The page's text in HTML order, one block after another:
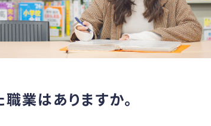
業はありますか。